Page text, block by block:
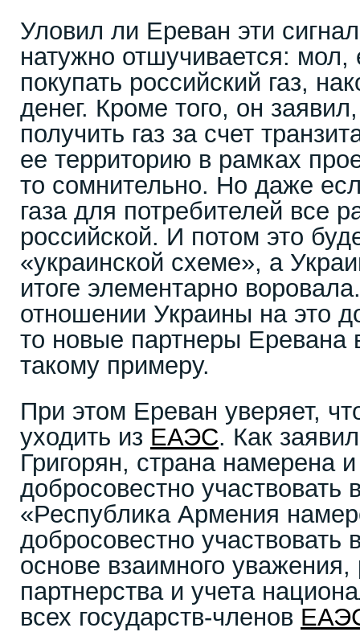
Уловил ли Ереван эти
натужно отшучивается:
покупать российский газ,
денег. Кроме того, он
получить газ за счет
ее территорию в рамках
то сомнительно. Но даже
газа для потребителей все
российской. И потом это
«украинской схеме», а
итоге элементарно
отношении Украины на это
то новые партнеры Еревана
такому примеру.
При этом Ереван уверяет,
уходить из ЕАЭС. Как
Григорян, страна намерена
добросовестно участвовать
«Республика Армения
добросовестно участвовать
основе взаимного уважения,
партнерства и учета
всех государств-членов